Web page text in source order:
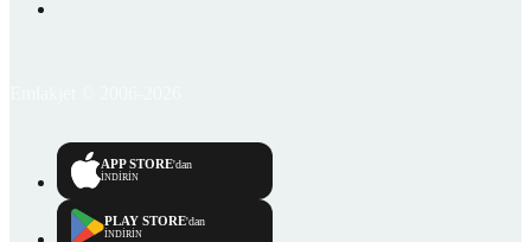
APP STORE'dan
İNDİRİN
PLAY STORE'dan
İNDİRİN